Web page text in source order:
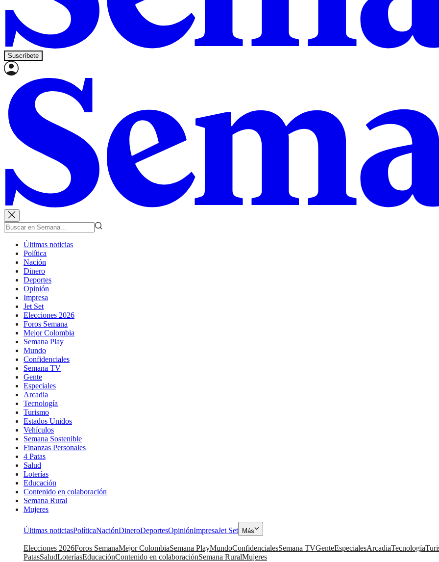
Suscríbete
Últimas noticias
Política
Nación
Dinero
Deportes
Opinión
Impresa
Jet Set
Elecciones 2026
Foros Semana
Mejor Colombia
Semana Play
Mundo
Confidenciales
Semana TV
Gente
Especiales
Arcadia
Tecnología
Turismo
Estados Unidos
Vehículos
Semana Sostenible
Finanzas Personales
4 Patas
Salud
Loterías
Educación
Contenido en colaboración
Semana Rural
Mujeres
Últimas noticiasPolíticaNaciónDineroDeportesOpiniónImpresaJet Set Más
Elecciones 2026Foros SemanaMejor ColombiaSemana PlayMundoConfidencialesSemana TVGenteEspecialesArcadiaTecnología
PatasSaludLoteríasEducaciónContenido en colaboraciónSemana RuralMujeres